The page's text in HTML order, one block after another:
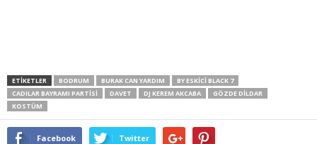
ETIKETLER BODRUM BURAK CAN YARDIM
BY ESKICI BLACK 7
CADILAR BAYRAMI PARTISI
DAVET DJ KEREM AKCABA
GÖZDE DILDAR
KOSTÜM
Facebook Twitter